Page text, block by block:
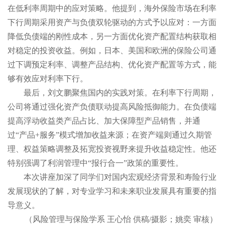
在低利率周期中的应对策略。他提到，海外保险市场在利率
下行周期采用资产与负债双轮驱动的方式予以应对：一方面
降低负债端的刚性成本，另一方面优化资产配置结构获取相
对稳定的投资收益。例如，日本、美国和欧洲的保险公司通
过下调预定利率、调整产品结构、优化资产配置等方式，能
够有效应对利率下行。
最后，刘文鹏聚焦国内的实践对策。在利率下行周期，
公司将通过强化资产负债联动提高风险抵御能力。在负债端
提高浮动收益类产品占比、加大保障型产品销售，并通
过“产品+服务”模式增加收益来源；在资产端则通过久期管
理、权益策略调整及拓宽投资视野来提升收益稳定性。他还
特别强调了利润管理中“报行合一”政策的重要性。
本次讲座加深了同学们对国内宏观经济背景和寿险行业
发展现状的了解，对专业学习和未来职业发展具有重要的指
导意义。
（风险管理与保险学系 王心怡 供稿/摄影；姚奕 审核）